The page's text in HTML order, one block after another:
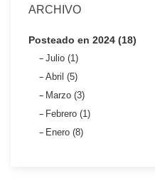
ARCHIVO
Posteado en 2024 (18)
Julio (1)
Abril (5)
Marzo (3)
Febrero (1)
Enero (8)